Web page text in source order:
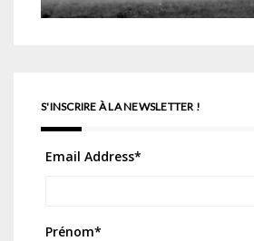
S'INSCRIRE À LA NEWSLETTER !
Email Address*
Prénom*